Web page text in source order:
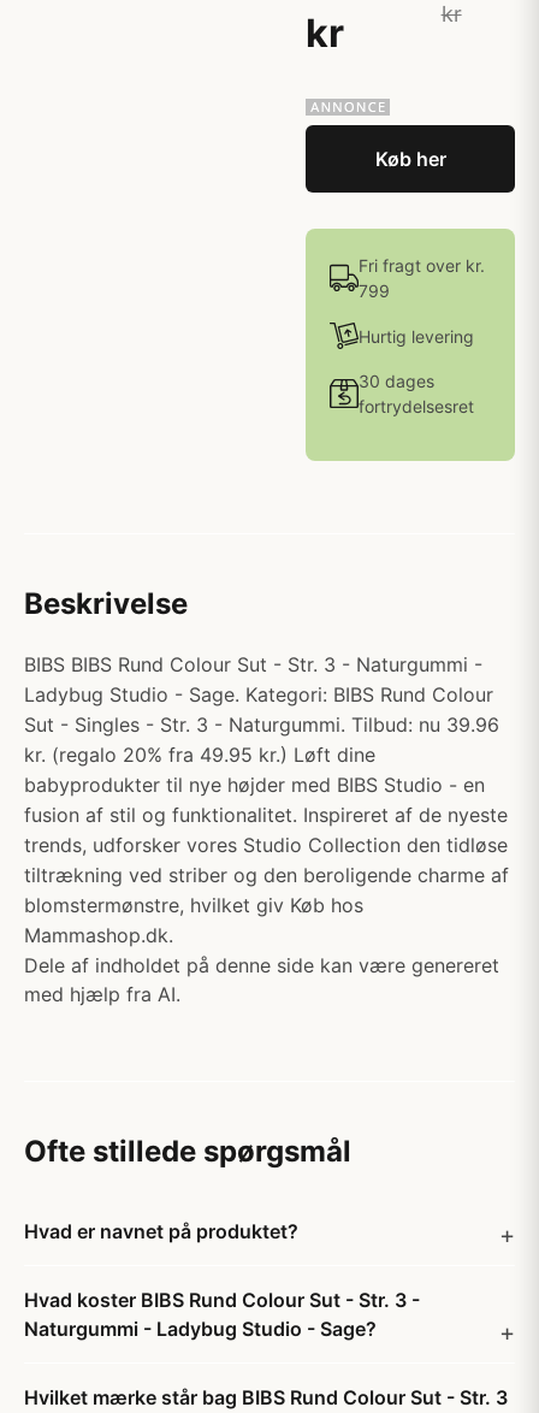
kr
kr
Køb her
Fri fragt over kr.
799
Hurtig levering
30 dages
fortrydelsesret
Beskrivelse
BIBS BIBS Rund Colour Sut - Str. 3 - Naturgummi -
Ladybug Studio - Sage. Kategori: BIBS Rund Colour
Sut - Singles - Str. 3 - Naturgummi. Tilbud: nu 39.96
kr. (regalo 20% fra 49.95 kr.) Løft dine
babyprodukter til nye højder med BIBS Studio - en
fusion af stil og funktionalitet. Inspireret af de nyeste
trends, udforsker vores Studio Collection den tidløse
tiltrækning ved striber og den beroligende charme af
blomstermønstre, hvilket giv Køb hos
Mammashop.dk.
Dele af indholdet på denne side kan være genereret
med hjælp fra AI.
Ofte stillede spørgsmål
Hvad er navnet på produktet?
Hvad koster BIBS Rund Colour Sut - Str. 3 -
Naturgummi - Ladybug Studio - Sage?
Hvilket mærke står bag BIBS Rund Colour Sut - Str. 3